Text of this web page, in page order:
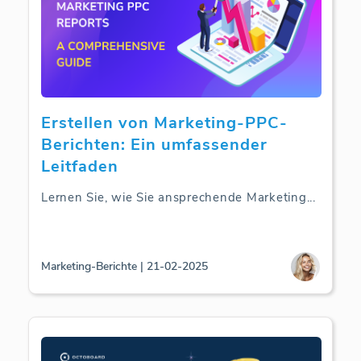
Erstellen von Marketing-PPC-
Berichten: Ein umfassender
Leitfaden
Lernen Sie, wie Sie ansprechende Marketing...
Marketing-Berichte | 21-02-2025